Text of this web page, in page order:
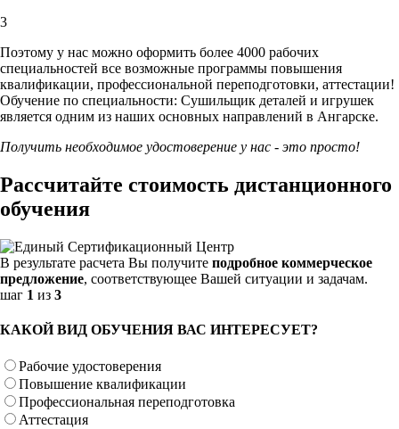
3
Поэтому у нас можно оформить более 4000 рабочих
специальностей все возможные программы повышения
квалификации, профессиональной переподготовки, аттестации!
Обучение по специальности: Сушильщик деталей и игрушек
является одним из наших основных направлений в Ангарске.
Получить необходимое удостоверение у нас - это просто!
Рассчитайте стоимость дистанционного
обучения
В результате расчета Вы получите подробное коммерческое
предложение, соответствующее Вашей ситуации и задачам.
шаг 1 из 3
КАКОЙ ВИД ОБУЧЕНИЯ ВАС ИНТЕРЕСУЕТ?
Рабочие удостоверения
Повышение квалификации
Профессиональная переподготовка
Аттестация